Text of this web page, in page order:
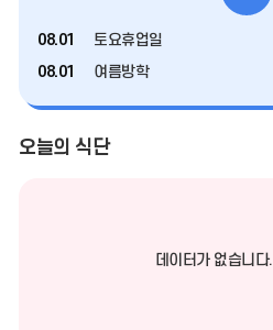
08.01
토요휴업일
08.01
여름방학
08.02
여름방학
08.03
여름방학
오늘의 식단
데이터가 없습니다.